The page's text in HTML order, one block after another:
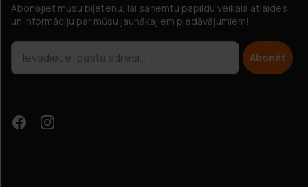
Abonējiet mūsu biļetenu, lai saņemtu papildu veikala atlaides
un informāciju par mūsu jaunākajiem piedāvājumiem!
Abonēt